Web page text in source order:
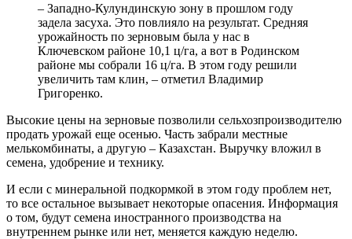
– Западно-Кулундинскую зону в прошлом году
задела засуха. Это повлияло на результат. Средняя
урожайность по зерновым была у нас в
Ключевском районе 10,1 ц/га, а вот в Родинском
районе мы собрали 16 ц/га. В этом году решили
увеличить там клин, – отметил Владимир
Григоренко.
Высокие цены на зерновые позволили сельхозпроизводителю
продать урожай еще осенью. Часть забрали местные
мелькомбинаты, а другую – Казахстан. Выручку вложил в
семена, удобрение и технику.
И если с минеральной подкормкой в этом году проблем нет,
то все остальное вызывает некоторые опасения. Информация
о том, будут семена иностранного производства на
внутреннем рынке или нет, меняется каждую неделю.